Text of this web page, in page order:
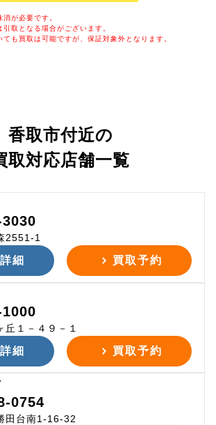
が必要です。
取となる場合がございます。
も買取は可能ですが、保証対象外となります。
香取市付近の
取対応店舗一覧
2551-1
細 買取予約
１－４９－１
細 買取予約
0754
田台南1-16-32